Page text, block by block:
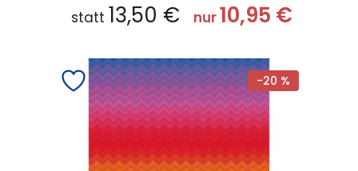
statt 13,50 € nur10,95 €
-20 %